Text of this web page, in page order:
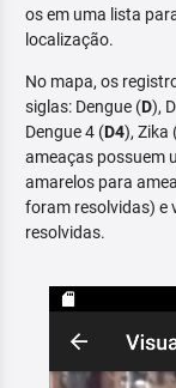
os em uma lista
localização.
No mapa, os
siglas: Dengue (D),
Dengue 4 (D4), Zika
ameaças possuem
amarelos para
foram resolvidas) e
resolvidas.